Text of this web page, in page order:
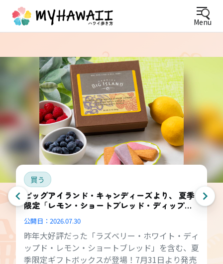
Menu
買う
ビッグアイランド・キャンディーズより、 夏季
限定「レモン・ショートブレッド・ディップ
公開日： 2026.07.30
昨年大好評だった「ラズベリー・ホワイト・ディ
ップド・レモン・ショートブレッド」を含む、夏
季限定ギフトボックスが登場！7月31日より発売